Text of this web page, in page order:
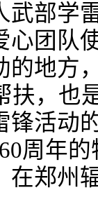
部学雷
心团队
的地方
扶，也
锋活动
周年
在郑州